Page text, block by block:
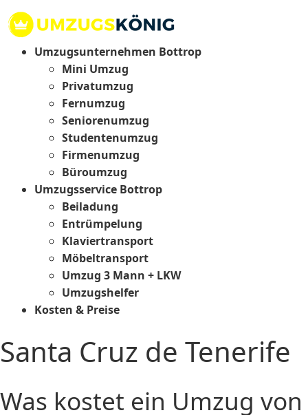
Umzugsunternehmen Bottrop
Mini Umzug
Privatumzug
Fernumzug
Seniorenumzug
Studentenumzug
Firmenumzug
Büroumzug
Umzugsservice Bottrop
Beiladung
Entrümpelung
Klaviertransport
Möbeltransport
Umzug 3 Mann + LKW
Umzugshelfer
Kosten & Preise
Santa Cruz de Tenerife
Was kostet ein Umzug von